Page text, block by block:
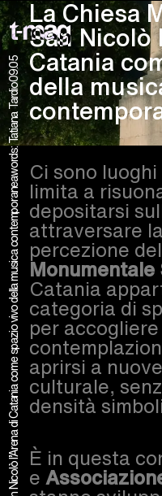
La Chiesa Monumentale San Nicolò l’Arena di Catania come spazio vivo della musica contemporanea
words: Tatiana Tardio
09.05
La Chiesa
San Nicolò
Catania
della
Ci sono
limita a
depositarsi
attraversare
percezione
Monumentale
Catania
categoria di
per
aprirsi a
culturale,
densità
È in questa
e